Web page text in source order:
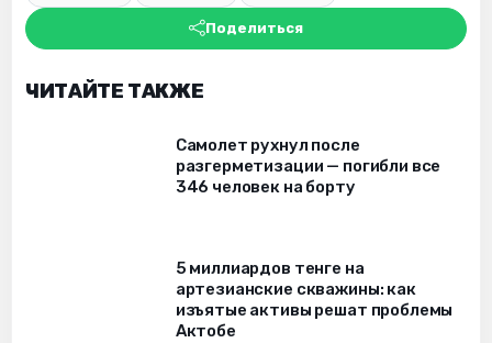
Поделиться
ЧИТАЙТЕ ТАКЖЕ
Самолет рухнул после
разгерметизации — погибли все
346 человек на борту
5 миллиардов тенге на
артезианские скважины: как
изъятые активы решат проблемы
Актобе